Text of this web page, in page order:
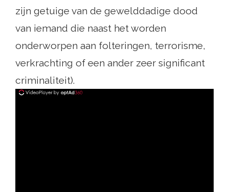
zijn getuige van de gewelddadige dood
van iemand die naast het worden
onderworpen aan folteringen, terrorisme,
verkrachting of een ander zeer significant
criminaliteit).